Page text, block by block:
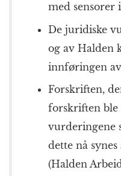
med sensorer
De juridiske
og av Halden
innføringen
Forskriften,
forskriften ble
vurderingene
dette nå
(Halden